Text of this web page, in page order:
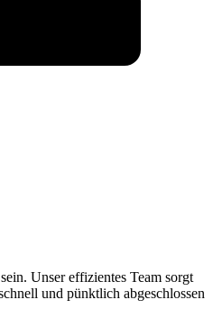
Unser effizientes Team sorgt
und pünktlich abgeschlossen